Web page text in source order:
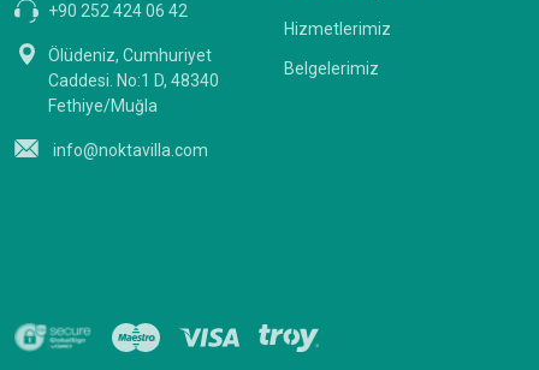
+90 252 424 06 42
Ölüdeniz, Cumhuriyet
Caddesi. No:1 D, 48340
Fethiye/Muğla
info@noktavilla.com
Hizmetlerimiz
Belgelerimiz